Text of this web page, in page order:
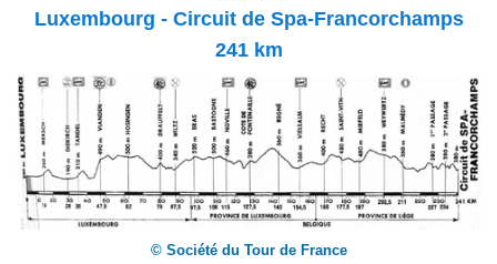
Luxembourg - Circuit de Spa-Francorchamps
241 km
© Société du Tour de France